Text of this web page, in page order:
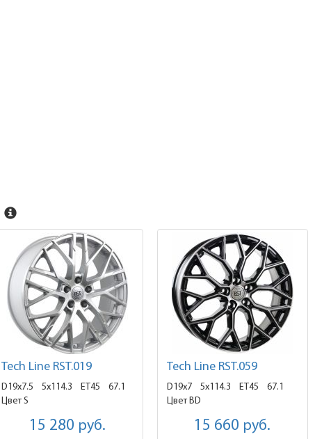
Tech Line RST.019
D19x7.5 5x114.3 ET45
67.1
Цвет S
15 280 руб.
Tech Line RST.059
D19x7 5x114.3 ET45
67.1
Цвет BD
15 660 руб.